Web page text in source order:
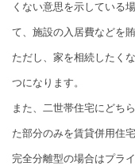
くない意思を示している
て、施設の入居費などを
ただし、家を相続したく
つになります。
また、二世帯住宅にどち
た部分のみを賃貸併用住
完全分離型の場合はプラ